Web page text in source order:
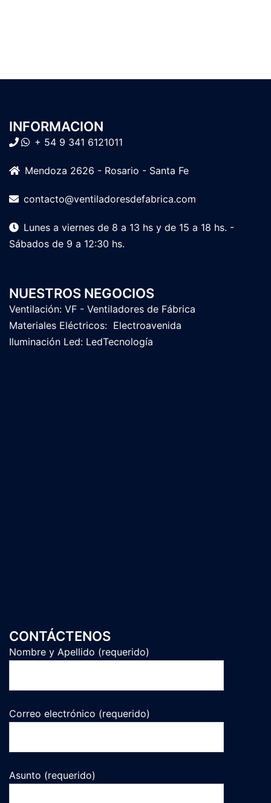
INFORMACION
+ 54 9 341 6121011
Mendoza 2626 - Rosario - Santa Fe
contacto@ventiladoresdefabrica.com
Lunes a viernes de 8 a 13 hs y de 15 a 18 hs. -
Sábados de 9 a 12:30 hs.
NUESTROS NEGOCIOS
Ventilación: VF - Ventiladores de Fábrica
Materiales Eléctricos: Electroavenida
Iluminación Led: LedTecnología
CONTÁCTENOS
Nombre y Apellido (requerido)
Correo electrónico (requerido)
Asunto (requerido)